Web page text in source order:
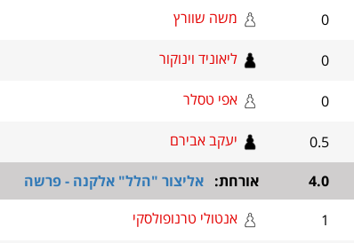
0 משה שוורץ
0 ליאוניד וינוקור
0 אפי טסלר
0.5 יעקב אבירם
4.0 אורחת: אליצור "הלל" אלקנה - פרשה
1 אנטולי טרנופולסקי